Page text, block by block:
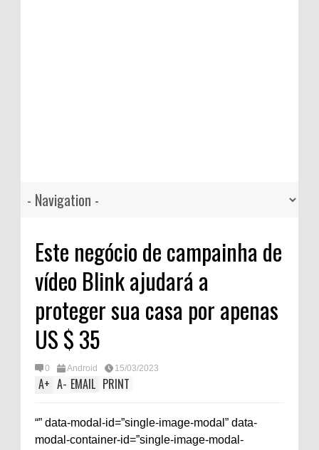
Este negócio de campainha de
vídeo Blink ajudará a
proteger sua casa por apenas
US $ 35
0 Android 15/03/2023
A+ A- EMAIL PRINT
“” data-modal-id=”single-image-modal” data-
modal-container-id=”single-image-modal-